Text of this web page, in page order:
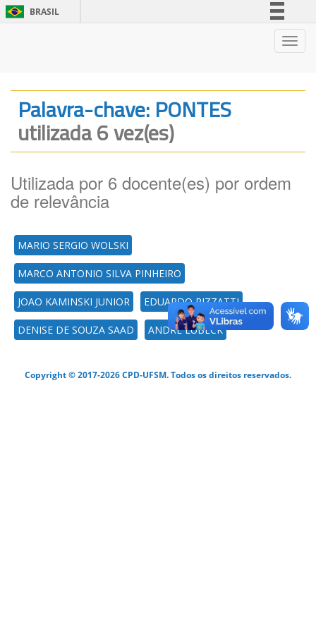
BRASIL
Legislação
Palavra-chave: PONTES
utilizada 6 vez(es)
Utilizada por 6 docente(es) por ordem
de relevância
MARIO SERGIO WOLSKI
MARCO ANTONIO SILVA PINHEIRO
JOAO KAMINSKI JUNIOR EDUARDO RIZZATTI
DENISE DE SOUZA SAAD ANDRE LÜBECK
Copyright © 2017-2026 CPD-UFSM. Todos os direitos reservados.